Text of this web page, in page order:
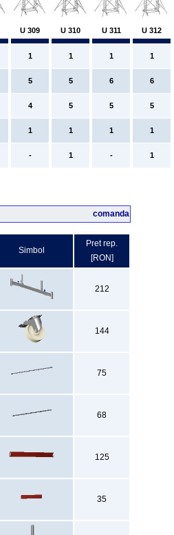
U 309
1
5
4
1
-
U 310
1
5
5
1
1
U 311
1
6
5
1
-
U 312
1
6
5
1
1
comanda
Simbol
Pret rep.
[RON]
212
144
75
68
125
35